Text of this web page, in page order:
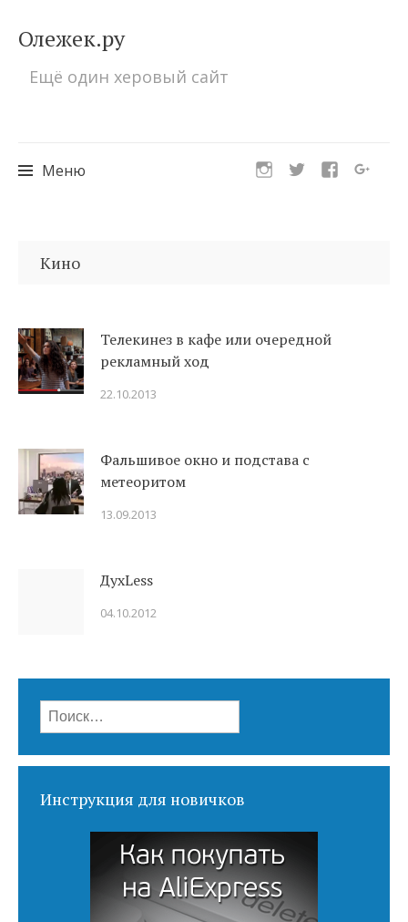
Олежек.ру
Ещё один херовый сайт
Меню
кКино
Телекинез в кафе или очередной
рекламный ход
22.10.2013
Фальшивое окно и подстава с
метеоритом
13.09.2013
ДухLess
04.10.2012
Найти:
Инструкция для новичков